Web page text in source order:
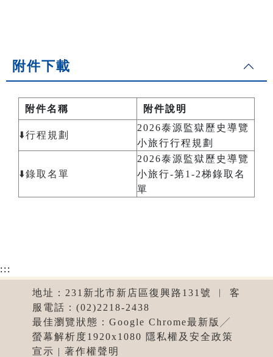
附件下載
附件名稱 附件說明
⬇️行程規劃
2026泰源監獄歷史導覽
小旅行行程規劃
⬇️錄取名單
2026泰源監獄歷史導覽
小旅行-第1-2梯錄取名
單
:::
地址：231新北市新店區復興路131號 ︱ 客
服電話：(02)2218-2438
最佳瀏覽狀態：Google Chrome最新版╱
螢幕解析度1920x1080 隱私權及安全政策
宣示 | 著作權聲明